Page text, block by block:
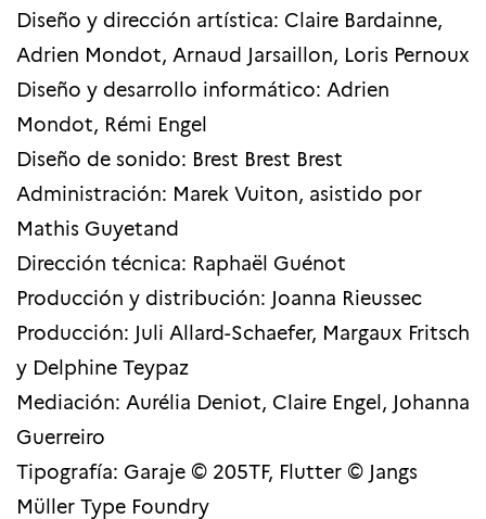
Diseño y dirección artística: Claire Bardainne,
Adrien Mondot, Arnaud Jarsaillon, Loris Pernoux
Diseño y desarrollo informático: Adrien
Mondot, Rémi Engel
Diseño de sonido: Brest Brest Brest
Administración: Marek Vuiton, asistido por
Mathis Guyetand
Dirección técnica: Raphaël Guénot
Producción y distribución: Joanna Rieussec
Producción: Juli Allard-Schaefer, Margaux Fritsch
y Delphine Teypaz
Mediación: Aurélia Deniot, Claire Engel, Johanna
Guerreiro
Tipografía: Garaje © 205TF, Flutter © Jangs
Müller Type Foundry